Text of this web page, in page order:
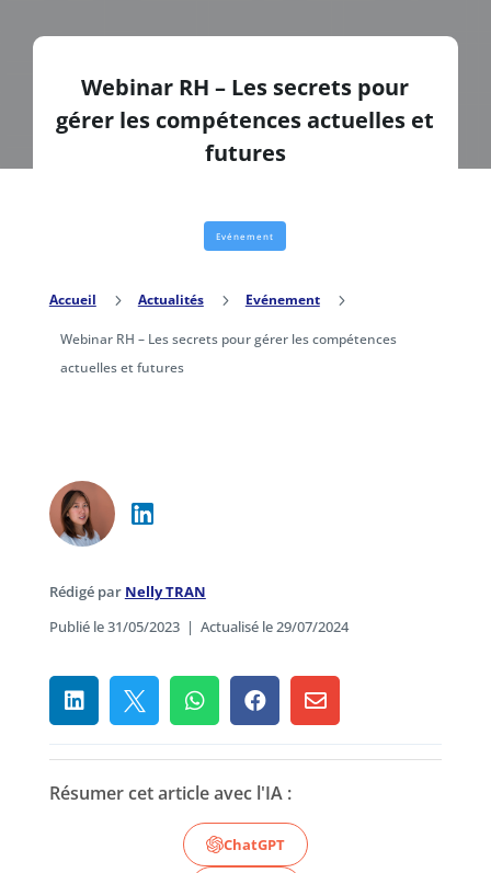
Webinar RH – Les secrets pour
gérer les compétences actuelles et
futures
Evénement
Accueil 5 Actualités 5 Evénement 5
Webinar RH – Les secrets pour gérer les compétences
actuelles et futures
Rédigé par Nelly TRAN
Publié le 31/05/2023| Actualisé le 29/07/2024
    
Résumer cet article avec l'IA :
ChatGPT